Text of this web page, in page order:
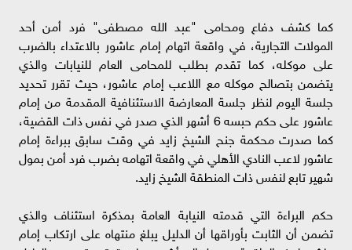
كما كشف دفاع ومحامى "عبد الله مصطفى" فرد أمن أحد
المولات التجارية، في واقعة اتهام إمام عاشور بالاعتداء بالضرب
على موكله، كما تقدم بطلب للمحامى العام للنيابات والذي
يتضمن بتصالح موكله مع اللاعب إمام عاشور، حيث تقرر تحديد
جلسة اليوم لنظر جلسة المعارضة الاستئنافية المقدمة من إمام
عاشور على حكم حبسه 6 أشهر الذي صدر في نفس ذات القضية،
كما صدرت محكمة جنح الشيخ زايد في وقت سابق ببراءة إمام
عاشور لاعب النادي الأهلي في واقعة اتهامه بضرب فرد أمن بمول
شهير تابع لنفس ذات المنطقة الشيخ زايد.
حكم البراءة التي قدمته النيابة العامة بمذكرة استئناف والذي
تضمن أن الثابت بأوراقها أن الدليل يبلغ منتهاه على ارتكاب إمام